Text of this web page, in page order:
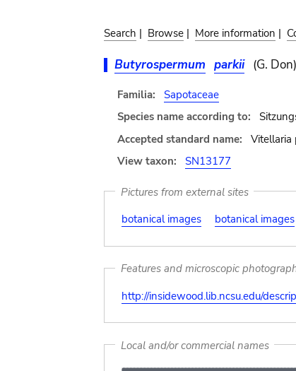
Search | Browse | More information |
Butyrospermum parkii (G.
Familia:
Sapotaceae
Species name according to:
Accepted standard name:
Vitellaria
View taxon:
SN13177
Pictures from external sites
botanical images
botanical images
Features and microscopic
http://insidewood.lib.ncsu.edu/
Local and/or commercial names